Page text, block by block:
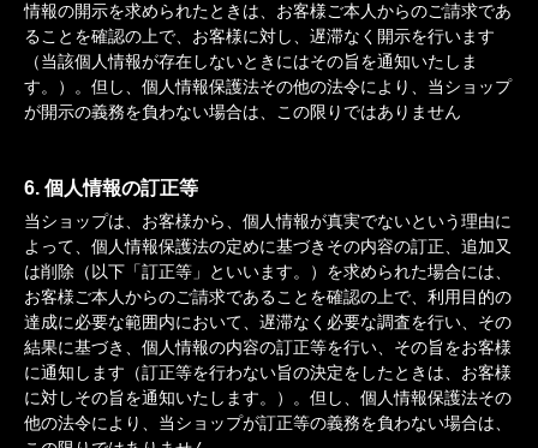
情報の開示を求められたときは、お客様ご本人からのご請求であ
ることを確認の上で、お客様に対し、遅滞なく開示を行います
（当該個人情報が存在しないときにはその旨を通知いたしま
す。）。但し、個人情報保護法その他の法令により、当ショップ
が開示の義務を負わない場合は、この限りではありません
6. 個人情報の訂正等
当ショップは、お客様から、個人情報が真実でないという理由に
よって、個人情報保護法の定めに基づきその内容の訂正、追加又
は削除（以下「訂正等」といいます。）を求められた場合には、
お客様ご本人からのご請求であることを確認の上で、利用目的の
達成に必要な範囲内において、遅滞なく必要な調査を行い、その
結果に基づき、個人情報の内容の訂正等を行い、その旨をお客様
に通知します（訂正等を行わない旨の決定をしたときは、お客様
に対しその旨を通知いたします。）。但し、個人情報保護法その
他の法令により、当ショップが訂正等の義務を負わない場合は、